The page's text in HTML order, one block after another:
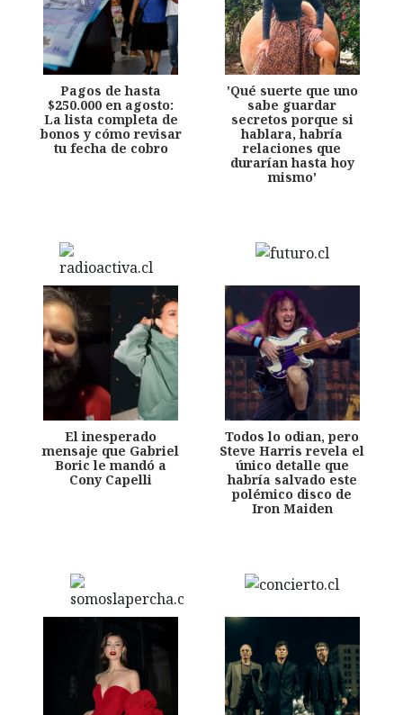
Pagos de hasta
$250.000 en agosto:
La lista completa de
bonos y cómo revisar
tu fecha de cobro
'Qué suerte que uno
sabe guardar
secretos porque si
hablara, habría
relaciones que
durarían hasta hoy
mismo'
El inesperado
mensaje que Gabriel
Boric le mandó a
Cony Capelli
Todos lo odian, pero
Steve Harris revela el
único detalle que
habría salvado este
polémico disco de
Iron Maiden